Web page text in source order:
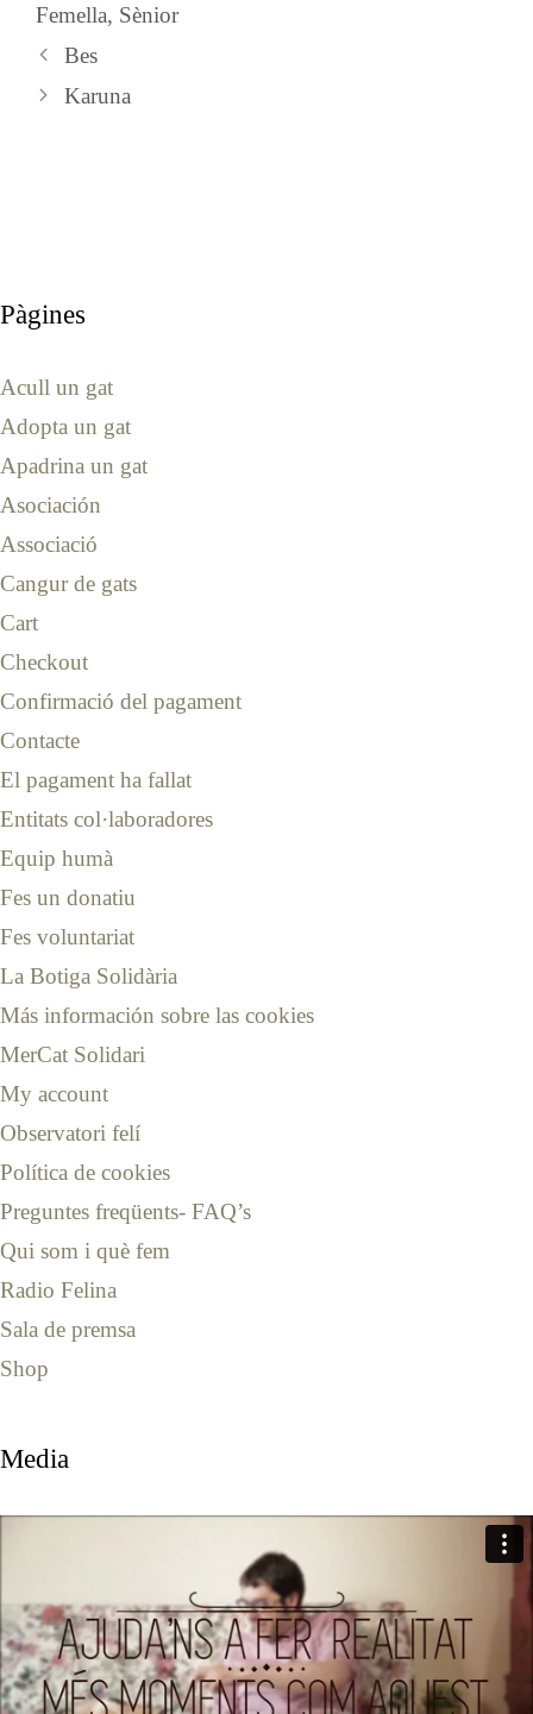
Femella, Sènior
Bes
Karuna
Pàgines
Acull un gat
Adopta un gat
Apadrina un gat
Asociación
Associació
Cangur de gats
Cart
Checkout
Confirmació del pagament
Contacte
El pagament ha fallat
Entitats col·laboradores
Equip humà
Fes un donatiu
Fes voluntariat
La Botiga Solidària
Más información sobre las cookies
MerCat Solidari
My account
Observatori felí
Política de cookies
Preguntes freqüents- FAQ’s
Qui som i què fem
Radio Felina
Sala de premsa
Shop
Media